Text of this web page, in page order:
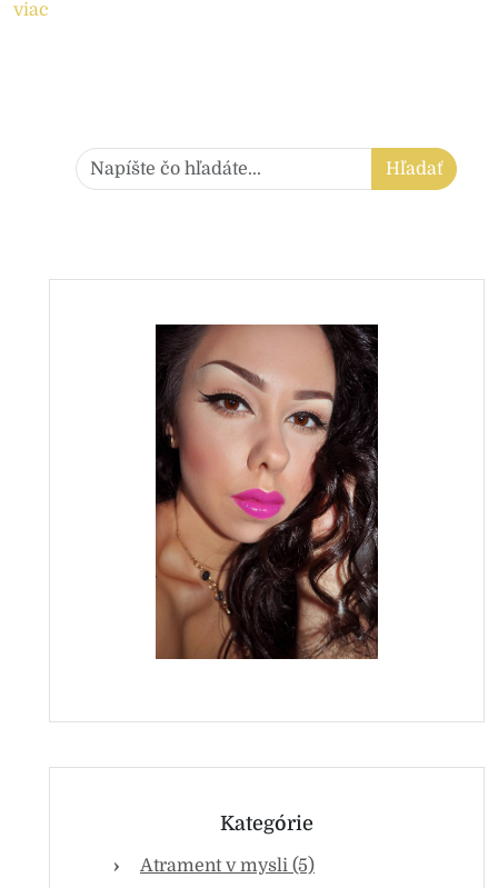
viac
Hľadať: Hľadať
Kategórie
Atrament v mysli (5)